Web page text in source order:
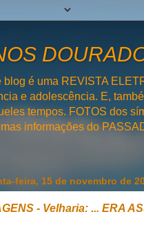
blog é uma REVISTA
e adolescência. E,
tempos. FOTOS dos
informações do
feira, 15 de novembro de
- Velharia: ... ERA